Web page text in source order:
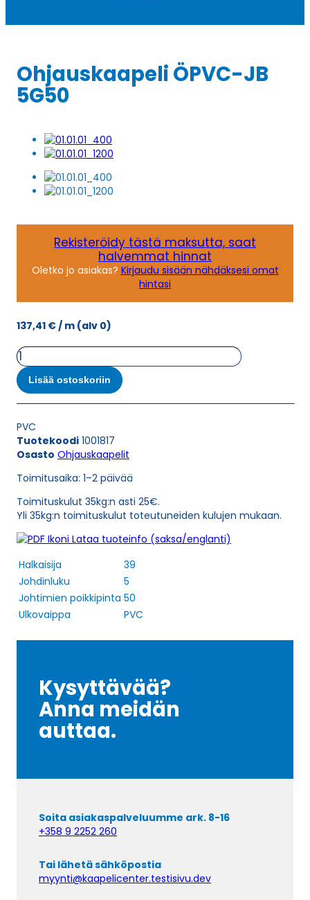
Ohjauskaapeli ÖPVC-JB
5G50
Rekisteröidy tästä maksutta, saat
halvemmat hinnat
Oletko jo asiakas? Kirjaudu sisään nähdäksesi omat
hintasi
137,41 €/ m (alv 0)
Ohjauskaapeli
ÖPVC-
JB
5G50
määrä
Lisää ostoskoriin
PVC
Tuotekoodi 1001817
Osasto Ohjauskaapelit
Toimitusaika: 1–2 päivää
Toimituskulut 35kg:n asti 25€.
Yli 35kg:n toimituskulut toteutuneiden kulujen mukaan.
Lataa tuoteinfo (saksa/englanti)
Halkaisija
39
Johdinluku
5
Johtimien poikkipinta 50
Ulkovaippa
PVC
Kysyttävää?
Anna meidän
auttaa.
Soita asiakaspalveluumme ark. 8-16
+358 9 2252 260
Tai lähetä sähköpostia
myynti@kaapelicenter.testisivu.dev